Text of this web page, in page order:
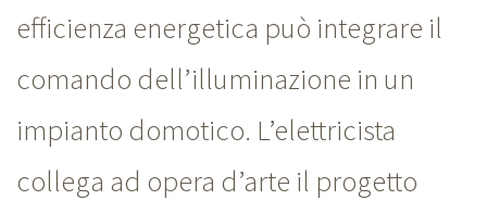
efficienza energetica può integrare il
comando dell’illuminazione in un
impianto domotico. L’elettricista
collega ad opera d’arte il progetto